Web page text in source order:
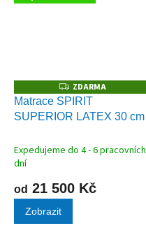
Z
D
A
R
ZDARMA
Matrace SPIRIT
SUPERIOR LATEX 30 cm
Expedujeme do 4 - 6 pracovních
dní
od 21 500 Kč
Zobrazit